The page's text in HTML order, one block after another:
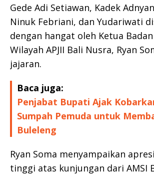
Gede Adi Setiawan, Kadek
Ninuk Febriani, dan Yudariwati
dengan hangat oleh Ketua
Wilayah APJII Bali Nusra, Ryan
jajaran.
Baca juga:
Penjabat Bupati Ajak
Sumpah Pemuda untuk
Buleleng
Ryan Soma menyampaikan
tinggi atas kunjungan dari AMSI